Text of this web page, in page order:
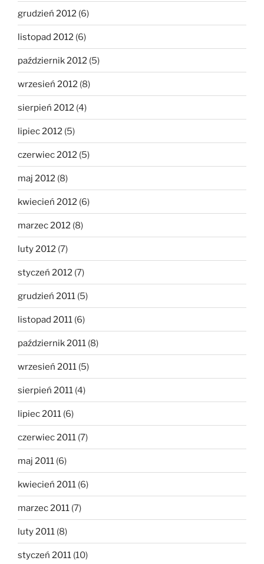
grudzień 2012 (6)
listopad 2012 (6)
październik 2012 (5)
wrzesień 2012 (8)
sierpień 2012 (4)
lipiec 2012 (5)
czerwiec 2012 (5)
maj 2012 (8)
kwiecień 2012 (6)
marzec 2012 (8)
luty 2012 (7)
styczeń 2012 (7)
grudzień 2011 (5)
listopad 2011 (6)
październik 2011 (8)
wrzesień 2011 (5)
sierpień 2011 (4)
lipiec 2011 (6)
czerwiec 2011 (7)
maj 2011 (6)
kwiecień 2011 (6)
marzec 2011 (7)
luty 2011 (8)
styczeń 2011 (10)